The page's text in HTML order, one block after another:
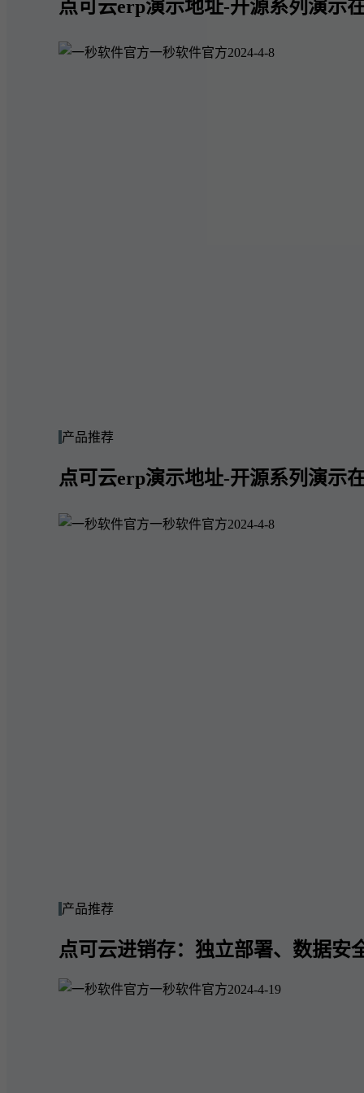
点可云erp演示地址-开源系列演示
一秒软件官方2024-4-8
产品推荐
点可云erp演示地址-开源系列演示
一秒软件官方2024-4-8
产品推荐
点可云进销存：独立部署、数据安
一秒软件官方2024-4-19